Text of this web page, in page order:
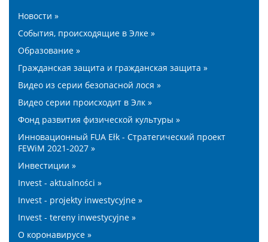
Новости »
События, происходящие в Элке »
Образование »
Гражданская защита и гражданская защита »
Видео из серии безопасной лося »
Видео серии происходит в Элк »
Фонд развития физической культуры »
Инновационный FUA Ełk - Стратегический проект
FEWiM 2021-2027 »
Инвестиции »
Invest - aktualności »
Invest - projekty inwestycyjne »
Invest - tereny inwestycyjne »
О коронавирусе »